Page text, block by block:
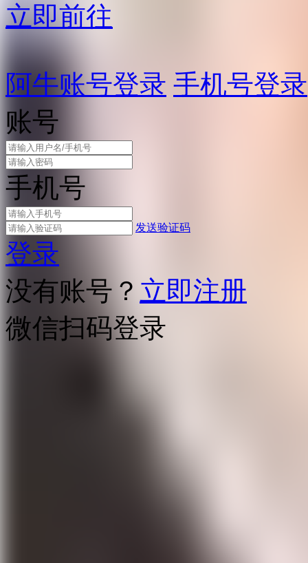
立即前往
阿牛账号登录 手机号登录
账号
手机号
发送验证码
登录
没有账号？ 立即注册
微信扫码登录